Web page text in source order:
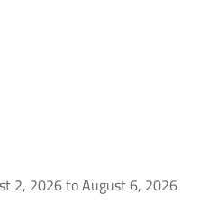
2, 2026 to August 6, 2026.